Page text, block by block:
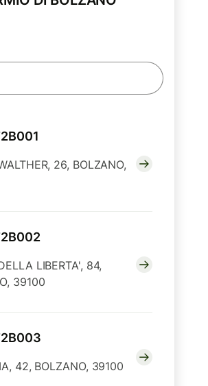
26, BOLZANO,
LIBERTA', 84,
39100
42, BOLZANO, 39100